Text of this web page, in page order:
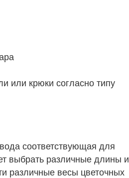
или крюки согласно типу
соответствующая для
выбрать различные длины и
различные весы цветочных